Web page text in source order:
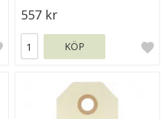
557 kr
KÖP